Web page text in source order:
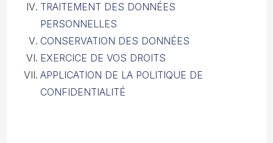
TRAITEMENT DES DONNÉES
PERSONNELLES
CONSERVATION DES DONNÉES
EXERCICE DE VOS DROITS
APPLICATION DE LA POLITIQUE DE
CONFIDENTIALITÉ